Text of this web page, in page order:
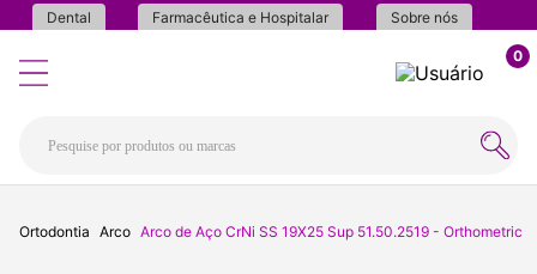
Dental Farmacêutica e Hospitalar Sobre nós
0
Ortodontia Arco Arco de Aço CrNi SS 19X25 Sup 51.50.2519 - Orthometric